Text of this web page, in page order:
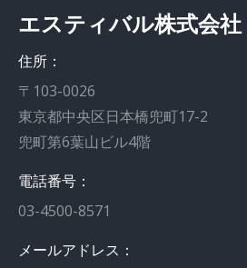
エスティバル株式会社
住所：
〒103-0026
東京都中央区日本橋兜町17-2
兜町第6葉山ビル4階
電話番号：
03-4500-8571
メールアドレス：